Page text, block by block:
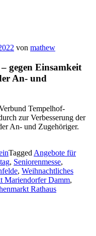
von mathew
gegen Einsamkeit
An- und
Tempelhof-
zur Verbesserung der
An- und Zugehöriger.
Tagged Angebote für
, Seniorenmesse,
, Weihnachtliches
Mariendorfer Damm,
Rathaus